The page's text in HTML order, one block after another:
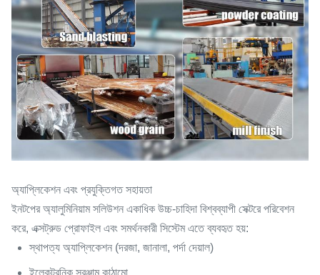
অ্যাপ্লিকেশন এবং প্রযুক্তিগত সহায়তা
ইনটপের অ্যালুমিনিয়াম সলিউশন একাধিক উচ্চ-চাহিদা বিশ্বব্যাপী সেক্টরে পরিবেশন
করে, এক্সট্রুড প্রোফাইল এবং সমর্থনকারী সিস্টেম এতে ব্যবহৃত হয়:
স্থাপত্য অ্যাপ্লিকেশন (দরজা, জানালা, পর্দা দেয়াল)